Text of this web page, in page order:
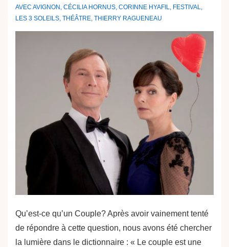
AVEC AVIGNON , CÉCILIA HORNUS, CORINNE HYAFIL, FESTIVAL,
LES 3 SOLEILS, THÉÂTRE, THIERRY RAGUENEAU
Qu’est-ce qu’un Couple? Après avoir vainement tenté
de répondre à cette question, nous avons été chercher
la lumière dans le dictionnaire : « Le couple est une